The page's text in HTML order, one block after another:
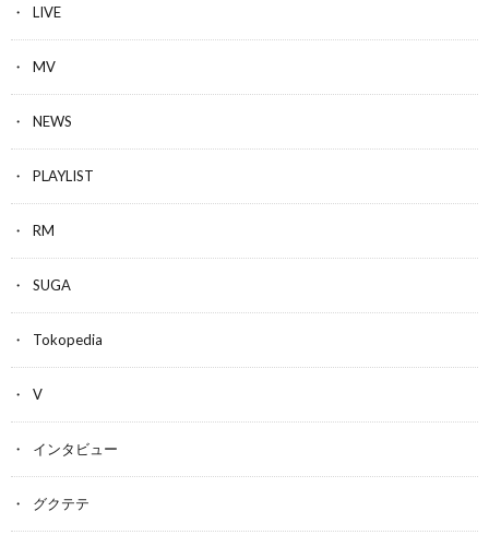
LIVE
MV
NEWS
PLAYLIST
RM
SUGA
Tokopedia
V
インタビュー
グクテテ